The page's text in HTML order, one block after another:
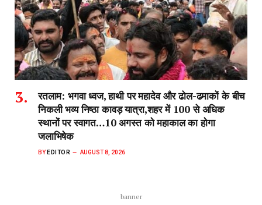
रतलाम: भगवा ध्वज, हाथी पर महादेव और ढोल-ढमाकों के बीच
निकली भव्य निष्ठा कावड़ यात्रा,शहर में 100 से अधिक
स्थानों पर स्वागत…10 अगस्त को महाकाल का होगा
जलाभिषेक
BY EDITOR AUGUST 8, 2026
banner